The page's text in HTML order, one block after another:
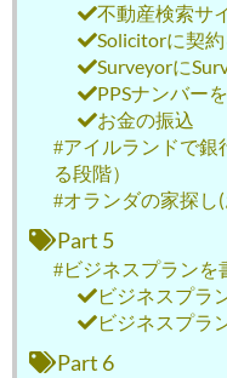
不動産検索サ
Solicitorに契
Surveyorに
PPSナンバー
お金の振込
アイルランドで銀
る段階）
オランダの家探し
Part 5
ビジネスプランを
ビジネスプラ
ビジネスプラ
Part 6